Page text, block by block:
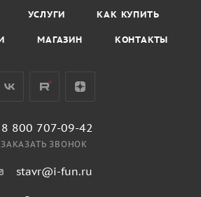
УСЛУГИ КАК КУПИТЬ
МАГАЗИН КОНТАКТЫ
8 800 707-09-42
ЗАКАЗАТЬ ЗВОНОК
stavr@i-fun.ru